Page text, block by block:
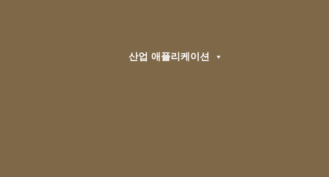
산업 애플리케이션